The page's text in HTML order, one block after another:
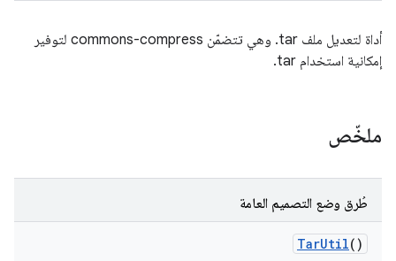
أداة لتعديل ملف tar. وهي تتضمّن commons-compress لتوفير
إمكانية استخدام tar.
ملخّص
طُرق وضع التصميم العامة
TarUtil()